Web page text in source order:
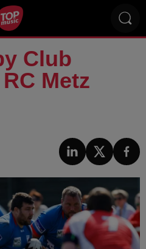
Club
Metz